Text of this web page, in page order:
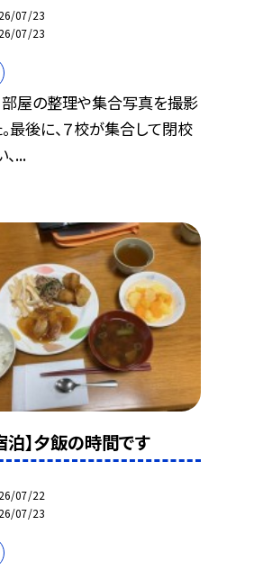
07/23
07/23
部屋の整理や集合写真を撮影
。最後に、７校が集合して閉校
...
泊】夕飯の時間です
07/22
07/23